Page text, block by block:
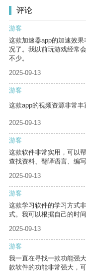
评论
游客
这款加速器app的加速效
况了。我以前玩游戏经常
不少。
2025-09-13
游客
这款app的视频资源非常丰
2025-09-13
游客
这款软件非常实用，可以
查找资料、翻译语言、编写
2025-09-13
游客
这款学习软件的学习方式
式。我可以根据自己的时
2025-09-13
游客
我一直在寻找一款功能强
款软件的功能非常强大，